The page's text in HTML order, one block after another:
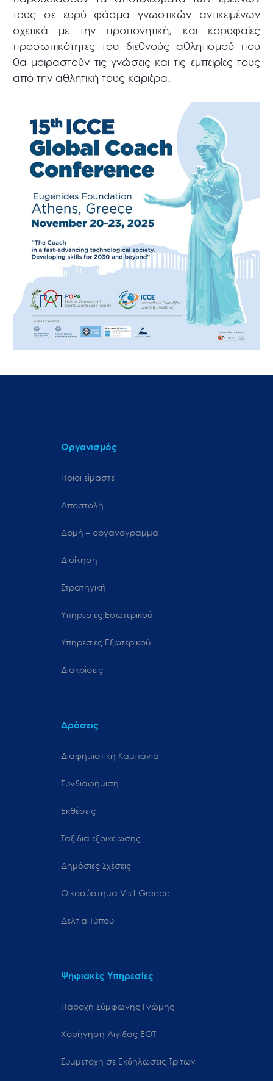
τους σε ευρύ φάσμα γνωστικών αντικειμένων
σχετικά με την προπονητική, και κορυφαίες
προσωπικότητες του διεθνούς αθλητισμού που
θα μοιραστούν τις γνώσεις και τις εμπειρίες τους
από την αθλητική τους καριέρα.
Οργανισμός
Ποιοι είμαστε
Αποστολή
Δομή – οργανόγραμμα
Διοίκηση
Στρατηγική
Υπηρεσίες Εσωτερικού
Υπηρεσίες Εξωτερικού
Διακρίσεις
Δράσεις
Διαφημιστική Καμπάνια
Συνδιαφήμιση
Εκθέσεις
Ταξίδια εξοικείωσης
Δημόσιες Σχέσεις
Oικοσύστημα Visit Greece
Δελτία Τύπου
Ψηφιακές Υπηρεσίες
Παροχή Σύμφωνης Γνώμης
Χορήγηση Αιγίδας ΕΟΤ
Συμμετοχή σε Εκδηλώσεις Τρίτων